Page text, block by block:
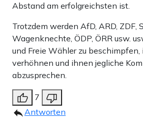
Abstand am erfolgreichsten ist.
Trotzdem werden AfD, ARD, ZDF,
Wagenknechte, ÖDP, ÖRR usw.
und Freie Wähler zu beschimpfen,
verhöhnen und ihnen jegliche
abzusprechen.
7
Antworten